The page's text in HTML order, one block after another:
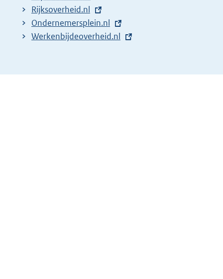
i
n
k
E
x
t
n
Rijksoverheid.nl
E
x
r
Ondernemersplein.nl
E
e
Werkenbijdeoverheid.nl